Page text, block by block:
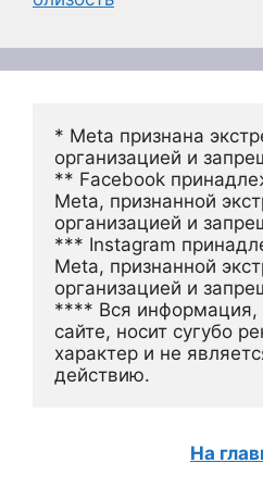
* Meta признана
организацией и
** Facebook
Meta, признанной
организацией и
*** Instagram
Meta, признанной
организацией и
**** Вся информация,
сайте, носит сугубо
характер и не
действию.
На